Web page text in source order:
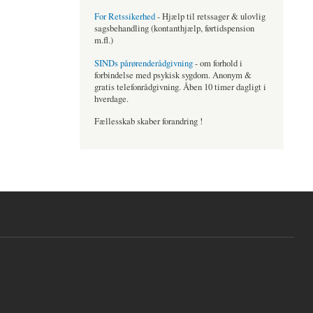
For Retssikerhed- Hjælp til retssager & ulovlig
sagsbehandling (kontanthjælp, førtidspension
m.fl.)
SINDs pårørenderådgivning- om forhold i
forbindelse med psykisk sygdom. Anonym &
gratis telefonrådgivning. Åben 10 timer dagligt i
hverdage.
Fællesskab skaber forandring !